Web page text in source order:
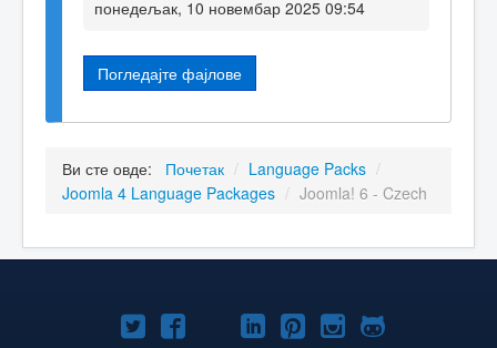
понедељак, 10 новембар 2025 09:54
Погледајте фајлове
Ви сте овде: Почетак / Language Packs /
Joomla 4 Language Packages / Joomla! 6 - Czech
Joomla!Joomla!Joomla!
Joomla!Joomla!
Joomla!Joomla!